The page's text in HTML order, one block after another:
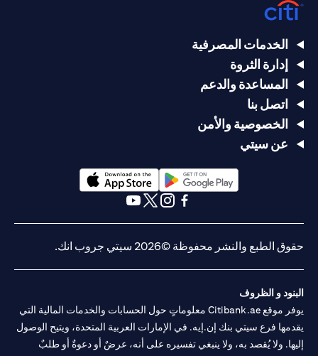
الخدمات المصرفية
إدارة الثروة
المساعدة والدعم
اتصل بنا
الخصوصية والأمن
عن سيتي
(opens in a new tab)
حقوق الطبع والنشر محفوظة ©2026 سيتي جروب انك.
البنود و الظروف
يوفر موقع Citibank.ae معلوماتٍ حول الحسابات والخدمات المالية التي
يقدمها فرع سيتي بنك إن.إيه. في الإمارات العربية المتحدة، ويتيح الوصول
إليها. ولا يُقصد به، ولا ينبغي تفسيره على أنه، عرضٌ أو دعوةٌ أو طلبٌ